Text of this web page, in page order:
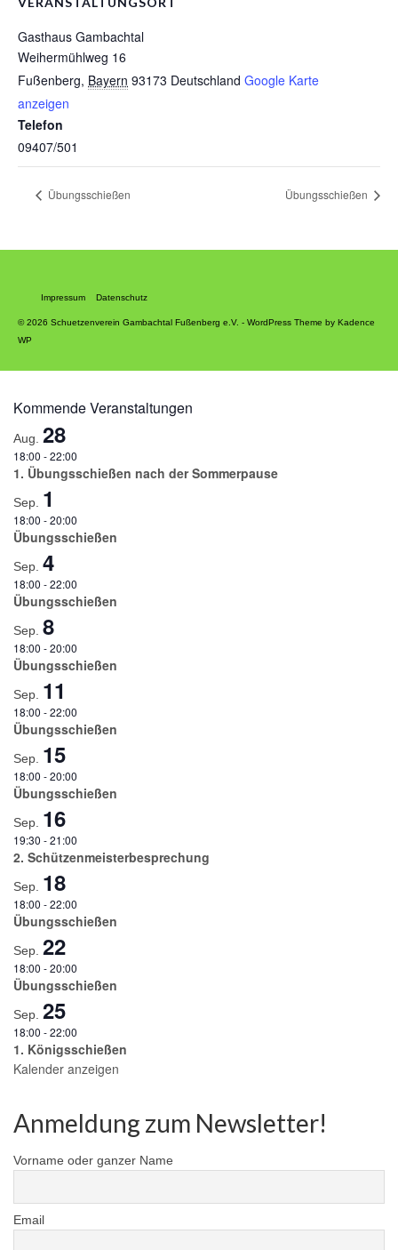
Gasthaus Gambachtal
Weihermühlweg 16
Fußenberg, Bayern 93173 Deutschland Google Karte
anzeigen
Telefon
09407/501
Übungsschießen Übungsschießen
Impressum Datenschutz
© 2026 Schuetzenverein Gambachtal Fußenberg e.V. - WordPress Theme by Kadence
WP
Kommende Veranstaltungen
Aug. 28
18:00 -22:00
1. Übungsschießen nach der Sommerpause
Sep. 1
18:00 -20:00
Übungsschießen
Sep. 4
18:00 -22:00
Übungsschießen
Sep. 8
18:00 -20:00
Übungsschießen
Sep. 11
18:00 -22:00
Übungsschießen
Sep. 15
18:00 -20:00
Übungsschießen
Sep. 16
19:30 -21:00
2. Schützenmeisterbesprechung
Sep. 18
18:00 -22:00
Übungsschießen
Sep. 22
18:00 -20:00
Übungsschießen
Sep. 25
18:00 -22:00
1. Königsschießen
Kalender anzeigen
Anmeldung zum Newsletter!
Vorname oder ganzer Name
Email